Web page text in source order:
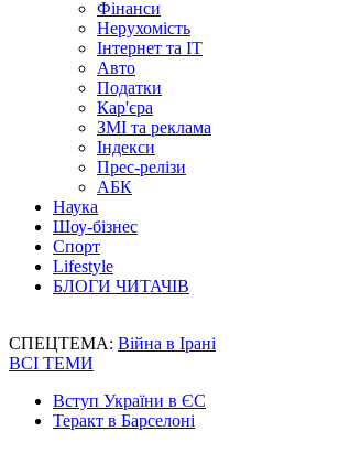
Фінанси
Нерухомість
Інтернет та IT
Авто
Податки
Кар'єра
ЗМІ та реклама
Індекси
Прес-релізи
АБК
Наука
Шоу-бізнес
Спорт
Lifestyle
БЛОГИ ЧИТАЧІВ
СПЕЦТЕМА: Війна в Ірані
ВСІ ТЕМИ
Вступ України в ЄС
Теракт в Барселоні